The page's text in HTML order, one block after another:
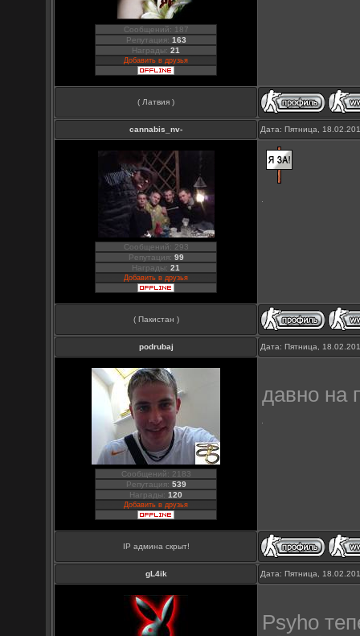
Сообщений: 187
Репутация: 163
Награды:21
Добавить в друзья
( Латвия )
cannabis_nv- Дата: Пятница,
Сообщений: 293
Репутация: 99
Награды:21
Добавить в друзья
( Пакистан )
podrubaj Дата: Пятница,
Сообщений: 2183
Репутация: 539
Награды:120
Добавить в друзья
давно на
IP админа скрыт!
gL4ik Дата: Пятница,
Psyho